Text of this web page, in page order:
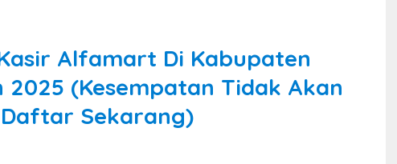
Alfamart Di Kabupaten
2025 (Kesempatan Tidak Akan
Sekarang)